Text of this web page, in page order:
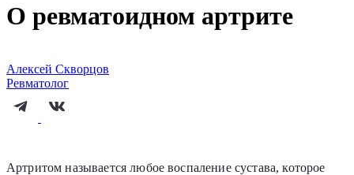
О ревматоидном артрите
Алексей Скворцов
Ревматолог
Артритом называется любое воспаление сустава, которое